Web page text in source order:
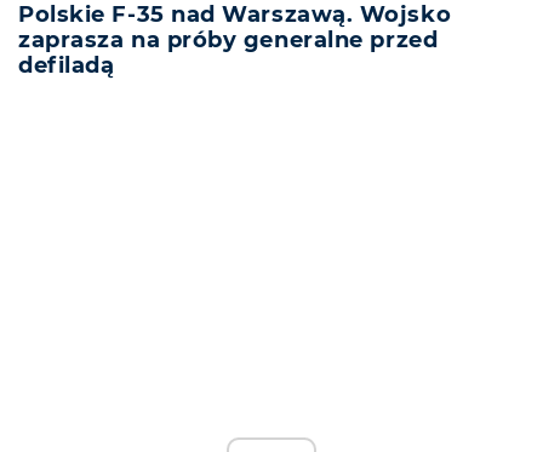
Polskie F-35 nad Warszawą. Wojsko
zaprasza na próby generalne przed
defiladą